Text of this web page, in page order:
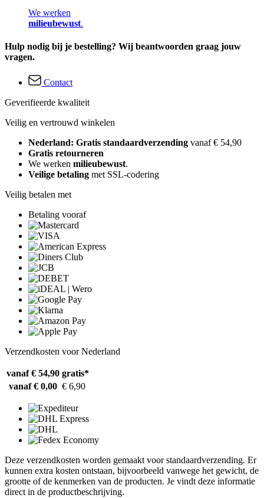
We werken
milieubewust.
Hulp nodig bij je bestelling? Wij beantwoorden graag jouw
vragen.
Contact
Geverifieerde kwaliteit
Veilig en vertrouwd winkelen
Nederland: Gratis standaardverzending vanaf € 54,90
Gratis retourneren
We werken milieubewust.
Veilige betaling met SSL-codering
Veilig betalen met
Betaling vooraf
Verzendkosten voor Nederland
vanaf € 54,90 gratis*
vanaf € 0,00 € 6,90
Deze verzendkosten worden gemaakt voor standaardverzending. Er
kunnen extra kosten ontstaan, bijvoorbeeld vanwege het gewicht, de
grootte of de kenmerken van de producten. Je vindt deze informatie
direct in de productbeschrijving.